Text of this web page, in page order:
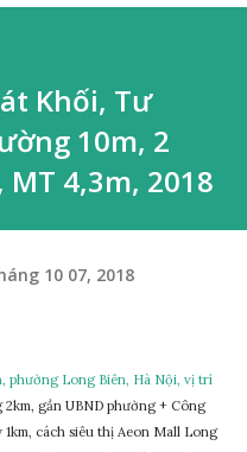
Khối, Tư
10m, 2
4,3m, 2018
10 07, 2018
phường Long Biên, Hà Nội, vị trí
gần UBND phường + Công
cách siêu thị Aeon Mall Long